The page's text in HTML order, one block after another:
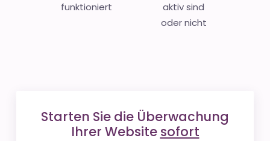
funktioniert
aktiv sind
oder nicht
Starten Sie die Überwachung
Ihrer Website sofort